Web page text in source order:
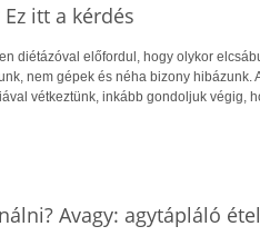
itt a kérdés
diétázóval előfordul, hogy olykor
nem gépek és néha bizony hibázunk.
vétkeztünk, inkább gondoljuk végig,
Avagy: agytápláló